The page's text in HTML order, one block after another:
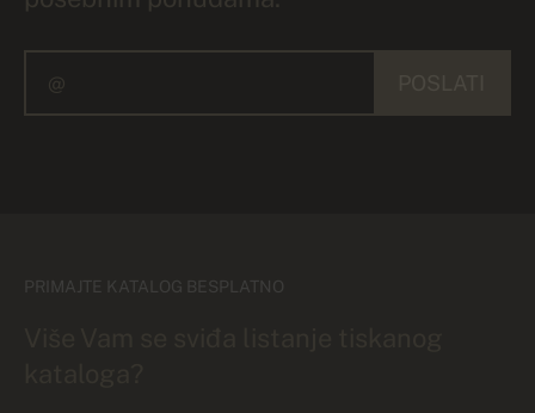
PRIMAJTE KATALOG BESPLATNO